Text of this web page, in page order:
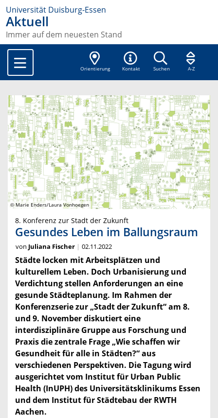
Universität Duisburg-Essen
Aktuell
Immer auf dem neuesten Stand
Orientierung Kontakt Suchen A-Z
© Marie Enders/Laura Vonhoegen
8. Konferenz zur Stadt der Zukunft
Gesundes Leben im Ballungsraum
von Juliana Fischer 02.11.2022
Städte locken mit Arbeitsplätzen und
kulturellem Leben. Doch Urbanisierung und
Verdichtung stellen Anforderungen an eine
gesunde Städteplanung. Im Rahmen der
Konferenzserie zur „Stadt der Zukunft“ am 8.
und 9. November diskutiert eine
interdisziplinäre Gruppe aus Forschung und
Praxis die zentrale Frage „Wie schaffen wir
Gesundheit für alle in Städten?“ aus
verschiedenen Perspektiven. Die Tagung wird
ausgerichtet vom Institut für Urban Public
Health (InUPH) des Universitätsklinikums Essen
und dem Institut für Städtebau der RWTH
Aachen.